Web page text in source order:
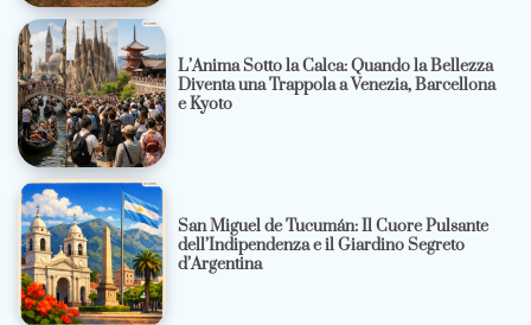
L’Anima Sotto la Calca: Quando la Bellezza
Diventa una Trappola a Venezia, Barcellona
e Kyoto
San Miguel de Tucumán: Il Cuore Pulsante
dell’Indipendenza e il Giardino Segreto
d’Argentina